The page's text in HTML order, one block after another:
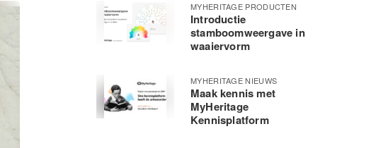
MYHERITAGE PRODUCTEN
Introductie
stamboomweergave in
waaiervorm
MYHERITAGE NIEUWS
Maak kennis met
MyHeritage
Kennisplatform